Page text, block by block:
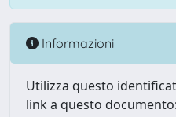
Informazioni
Utilizza questo
link a questo documento: